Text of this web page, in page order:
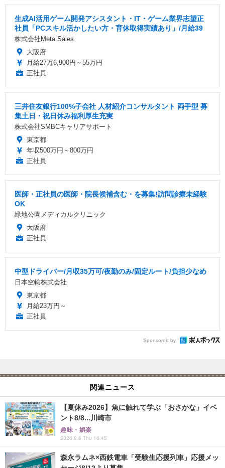
生成AI活用ゲーム開発アシスタント・IT・ゲーム業界志望正
社員「PCスキル活かしたい方・育休取得実績あり」/月給39
株式会社Meta Sales
大阪府
月給27万6,900円～55万円
正社員
三井住友銀行100%子会社 人材紹介コンサルタント 両手型 募
集土日・祝日休み福利厚生充実
株式会社SMBCキャリアサポート
東京都
年収500万円～800万円
正社員
医師・正社員の医師・院長候補含む・を募集!訪問診療未経験
OK
緑地公園メディカルクリニック
大阪府
正社員
中型ドライバー/月収35万可/夜勤のみ/固定ルート/負担少なめ
日本空輸株式会社
東京都
月給23万円～
正社員
Sponsored by
関連ニュース
【夏休み2026】魚に触れて学ぶ「おさかな」イベ
ント8/8...川崎市
趣味・娯楽
2026.8.6 Thu 16:45
森永ラムネ×西鉄電車「受験生応援列車」応援メッ